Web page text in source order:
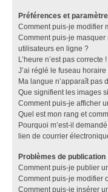
Préférences et
Comment puis-je modifier
Comment puis-je masquer
utilisateurs en ligne ?
L’heure n’est pas correcte !
J’ai réglé le fuseau
Ma langue n’apparaît pas
Que signifient les images
Comment puis-je afficher
Quel est mon rang et
Pourquoi m’est-il
lien de courrier
Problèmes de publication
Comment puis-je publier
Comment puis-je modifier
Comment puis-je insérer